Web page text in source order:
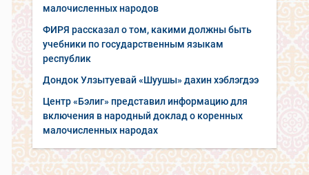
малочисленных народов
ФИРЯ рассказал о том, какими должны быть
учебники по государственным языкам
республик
Дондок Улзытуевай «Шуушы» дахин хэблэгдээ
Центр «Бэлиг» представил информацию для
включения в народный доклад о коренных
малочисленных народах